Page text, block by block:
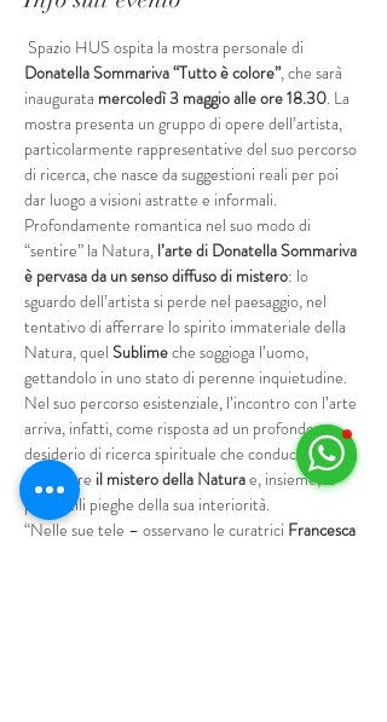
Spazio HUS ospita la mostra personale di
Donatella Sommariva “Tutto è colore”,che sarà
inaugurata mercoledì 3 maggio alle ore 18.30. La
mostra presenta un gruppo di opere dell’artista,
particolarmente rappresentative del suo percorso
di ricerca, che nasce da suggestioni reali per poi
dar luogo a visioni astratte e informali.
Profondamente romantica nel suo modo di
“sentire” la Natura, l’arte di Donatella Sommariva
è pervasa da un senso diffuso di mistero: lo
sguardo dell’artista si perde nel paesaggio, nel
tentativo di afferrare lo spirito immateriale della
Natura, quel Sublime che soggioga l’uomo,
gettandolo in uno stato di perenne inquietudine.
Nel suo percorso esistenziale, l’incontro con l’arte
arriva, infatti, come risposta ad un profondo
desiderio di ricerca spirituale che conduce l’artista
a indagare il mistero della Natura e, insieme, le
più sottili pieghe della sua interiorità.
“Nelle sue tele – osservano le curatrici Francesca